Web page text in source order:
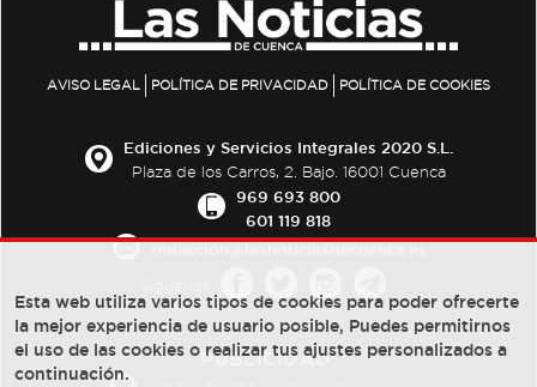
AVISO LEGAL POLÍTICA DE PRIVACIDAD POLÍTICA DE COOKIES
Ediciones y Servicios Integrales 2020 S.L.
Plaza de los Carros, 2. Bajo. 16001 Cuenca
969 693 800
601 119 818
PUBLICIDAD:
Esta web utiliza varios tipos de cookies para poder ofrecerte
la mejor experiencia de usuario posible, Puedes permitirnos
el uso de las cookies o realizar tus ajustes personalizados a
continuación.